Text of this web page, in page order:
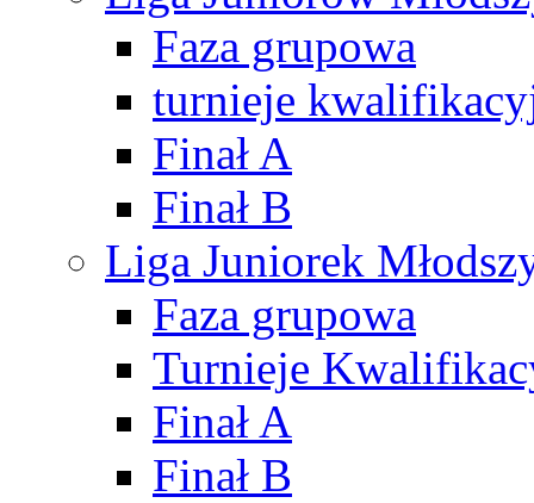
Faza grupowa
turnieje
Finał A
Finał B
Liga Juniorek
Faza grupowa
Turnieje
Finał A
Finał B